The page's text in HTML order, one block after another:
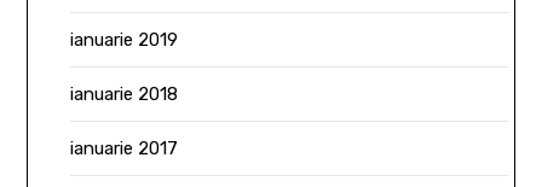
ianuarie 2019
ianuarie 2018
ianuarie 2017